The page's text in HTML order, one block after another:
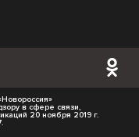
в сфере связи,
20 ноября 2019 г.